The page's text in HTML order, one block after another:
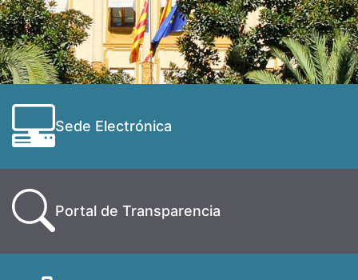
Sede Electrónica
Portal de Transparencia